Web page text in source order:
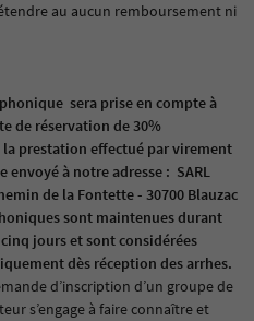
au aucun remboursement ni
sera prise en compte à
de réservation de 30%
prestation effectué par virement
envoyé à notre adresse : SARL
de la Fontette - 30700 Blauzac
sont maintenues durant
jours et sont considérées
dès réception des arrhes.
d’inscription d’un groupe de
s’engage à faire connaître et